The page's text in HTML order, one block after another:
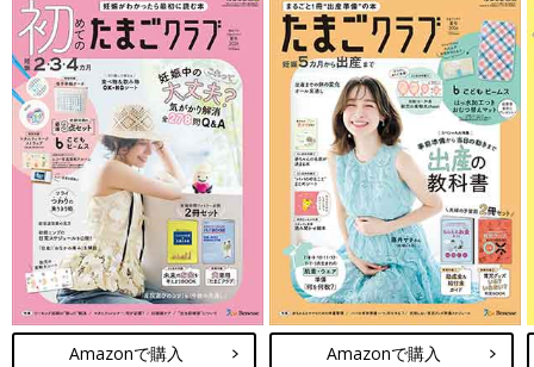
Amazonで購入 Amazonで購入